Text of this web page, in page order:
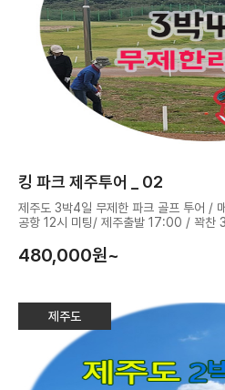
킹 파크 제주투어 _ 02
제주도 3박4일 무제한 파크 골프 투어 /
공항 12시 미팅/ 제주출발 17:00 / 꽉찬
480,000원~
제주도